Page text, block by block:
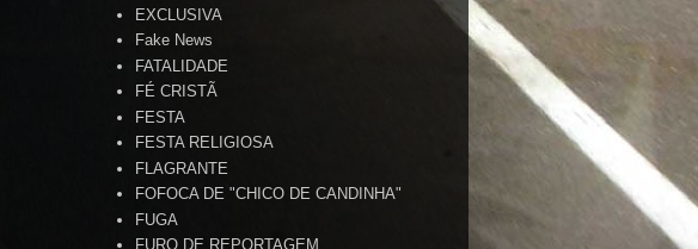
EXCLUSIVA
Fake News
FATALIDADE
FÉ CRISTÃ
FESTA
FESTA RELIGIOSA
FLAGRANTE
FOFOCA DE "CHICO DE CANDINHA"
FUGA
FURO DE REPORTAGEM